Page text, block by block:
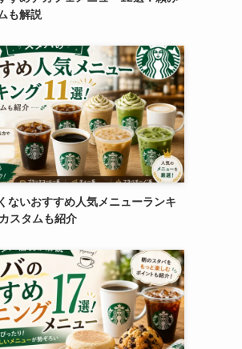
も解説
ないおすすめ人気メニューランキ
スタムも紹介